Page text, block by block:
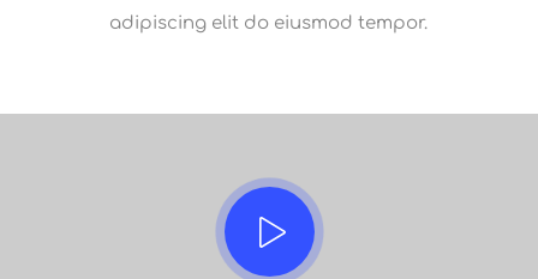
adipiscing elit do eiusmod tempor.